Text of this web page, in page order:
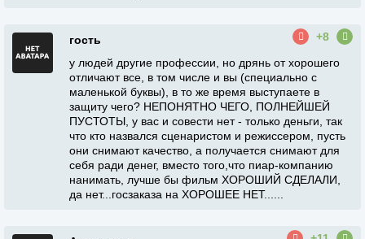
гость
+8
у людей другие профессии, но дрянь от хорошего
отличают все, в том числе и вы (специально с
маленькой буквы), в то же время выступаете в
защиту чего? НЕПОНЯТНО ЧЕГО, ПОЛНЕЙШЕЙ
ПУСТОТЫ, у вас и совести нет - только деньги, так
что кто назвался сценаристом и режиссером, пусть
они снимают качество, а получается снимают для
себя ради денег, вместо того,что пиар-компанию
нанимать, лучше бы фильм ХОРОШИЙ СДЕЛАЛИ,
да нет...госзаказа на ХОРОШЕЕ НЕТ......